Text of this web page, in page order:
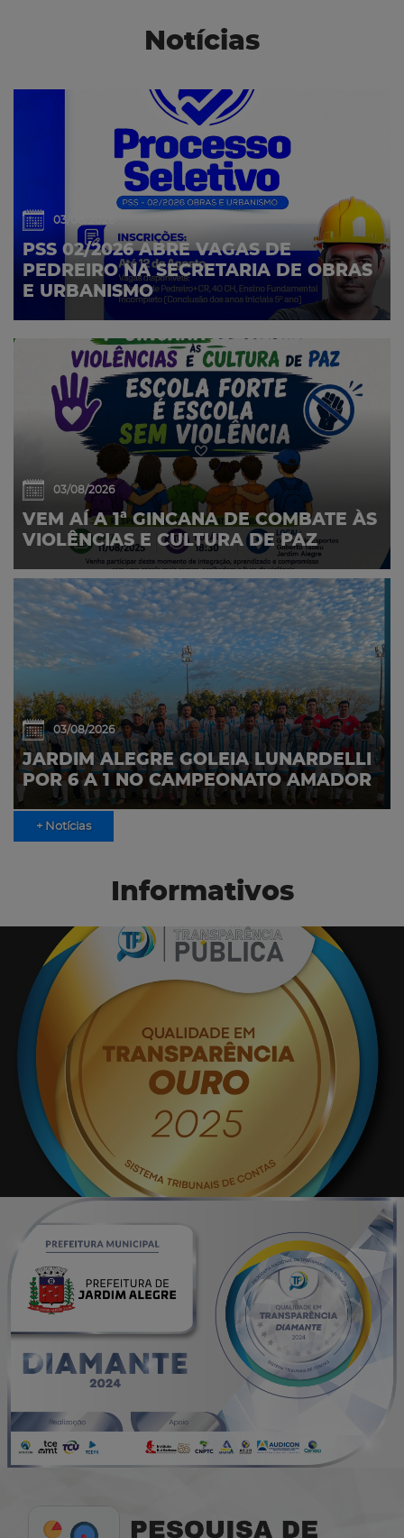
Notícias
03/08/2026
PSS 02/2026 ABRE VAGAS DE
PEDREIRO NA SECRETARIA DE OBRAS
E URBANISMO
03/08/2026
VEM AÍ A 1ª GINCANA DE COMBATE ÀS
VIOLÊNCIAS E CULTURA DE PAZ
03/08/2026
JARDIM ALEGRE GOLEIA LUNARDELLI
POR 6 A 1 NO CAMPEONATO AMADOR
+ Notícias
Informativos